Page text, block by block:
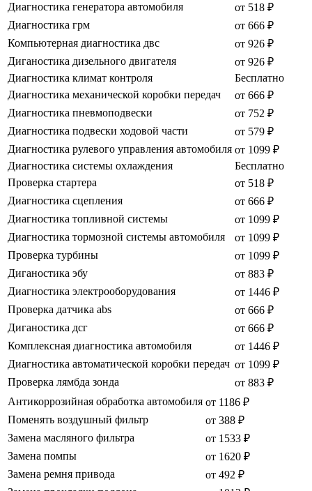
Диагностика генератора автомобиля
от 518 ₽
Диагностика грм
от 666 ₽
Компьютерная диагностика двс
от 926 ₽
Диганостика дизельного двигателя
от 926 ₽
Диагностика климат контроля
Бесплатно
Диагностика механической коробки передач
от 666 ₽
Диагностика пневмоподвески
от 752 ₽
Диагностика подвески ходовой части
от 579 ₽
Диагностика рулевого управления автомобиля от 1099 ₽
Диагностика системы охлаждения
Бесплатно
Проверка стартера
от 518 ₽
Диагностика сцепления
от 666 ₽
Диагностика топливной системы
от 1099 ₽
Диагностика тормозной системы автомобиля
от 1099 ₽
Проверка турбины
от 1099 ₽
Диганостика эбу
от 883 ₽
Диагностика электрооборудования
от 1446 ₽
Проверка датчика abs
от 666 ₽
Диганостика дсг
от 666 ₽
Комплексная диагностика автомобиля
от 1446 ₽
Диагностика автоматической коробки передач от 1099 ₽
Проверка лямбда зонда
от 883 ₽
Антикоррозийная обработка автомобиля от 1186 ₽
Поменять воздушный фильтр
от 388 ₽
Замена масляного фильтра
от 1533 ₽
Замена помпы
от 1620 ₽
Замена ремня привода
от 492 ₽